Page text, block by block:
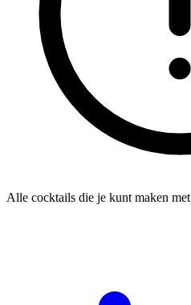
Alle cocktails die je kunt maken met